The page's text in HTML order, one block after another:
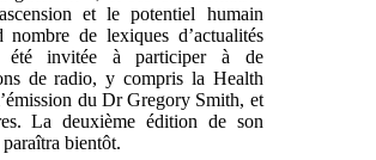
et le potentiel humain
de lexiques d’actualités
été invitée à participer à de
de radio, y compris la Health
du Dr Gregory Smith, et
La deuxième édition de son
bientôt.